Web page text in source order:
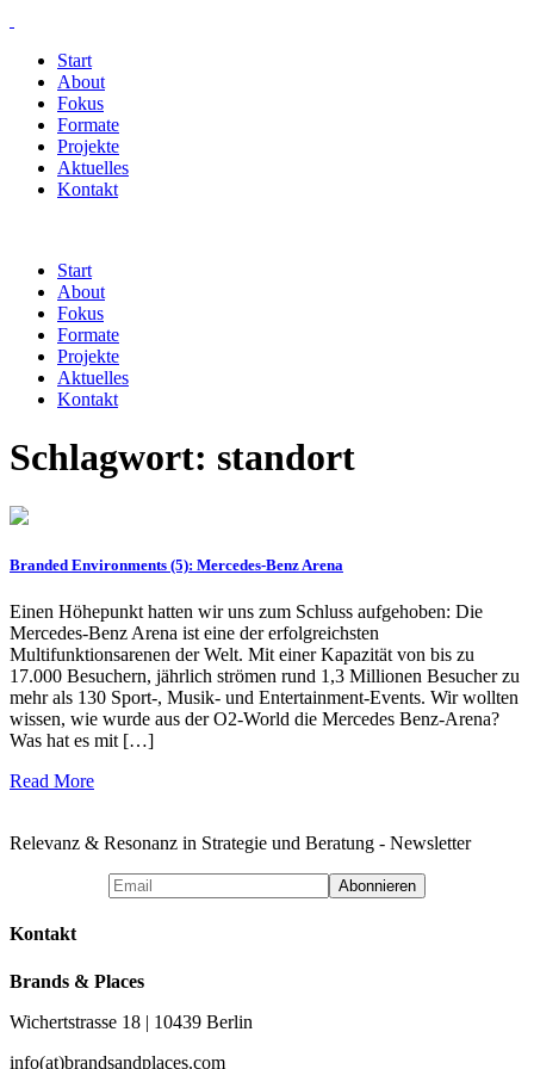
Start
About
Fokus
Formate
Projekte
Aktuelles
Kontakt
Start
About
Fokus
Formate
Projekte
Aktuelles
Kontakt
Schlagwort: standort
Branded Environments (5): Mercedes-Benz Arena
Einen Höhepunkt hatten wir uns zum Schluss aufgehoben: Die
Mercedes-Benz Arena ist eine der erfolgreichsten
Multifunktionsarenen der Welt. Mit einer Kapazität von bis zu
17.000 Besuchern, jährlich strömen rund 1,3 Millionen Besucher zu
mehr als 130 Sport-, Musik- und Entertainment-Events. Wir wollten
wissen, wie wurde aus der O2-World die Mercedes Benz-Arena?
Was hat es mit […]
Read More
Relevanz & Resonanz in Strategie und Beratung - Newsletter
Kontakt
Brands & Places
Wichertstrasse 18 | 10439 Berlin
info(at)brandsandplaces.com